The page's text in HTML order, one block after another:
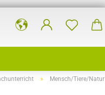
» Mensch/Tiere/Natur